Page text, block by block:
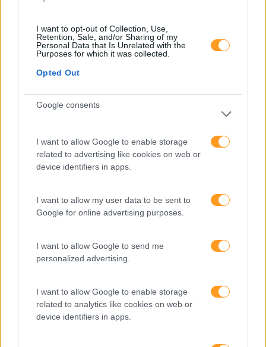
I want to opt-out of Collection, Use,
Retention, Sale, and/or Sharing of my
Personal Data that Is Unrelated with the
Purposes for which it was collected.
Opted Out
Google consents
I want to allow Google to enable storage
related to advertising like cookies on web or
device identifiers in apps.
I want to allow my user data to be sent to
Google for online advertising purposes.
I want to allow Google to send me
personalized advertising.
I want to allow Google to enable storage
related to analytics like cookies on web or
device identifiers in apps.
Pesquisa
Categorias Blog
Artigo De Opinião
Comunicação
Cultura